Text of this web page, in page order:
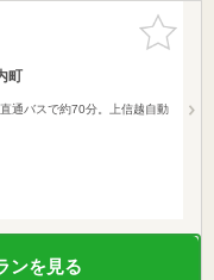
お気に入
りに追加
町
通バスで約70分。上信越自動
ンを見る